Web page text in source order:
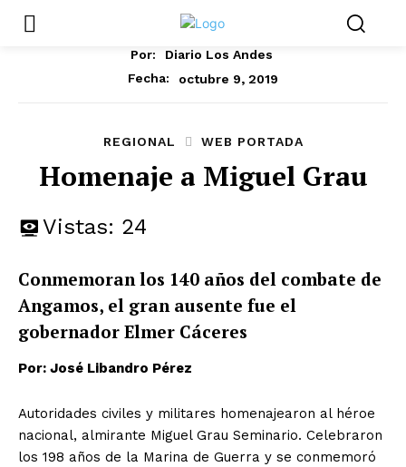
Por:
Diario Los Andes
Fecha:
octubre 9, 2019
REGIONAL WEB PORTADA
Homenaje a Miguel Grau
Vistas: 24
Conmemoran los 140 años del combate de
Angamos, el gran ausente fue el
gobernador Elmer Cáceres
Por: José Libandro Pérez
Autoridades civiles y militares homenajearon al héroe
nacional, almirante Miguel Grau Seminario. Celebraron
los 198 años de la Marina de Guerra y se conmemoró